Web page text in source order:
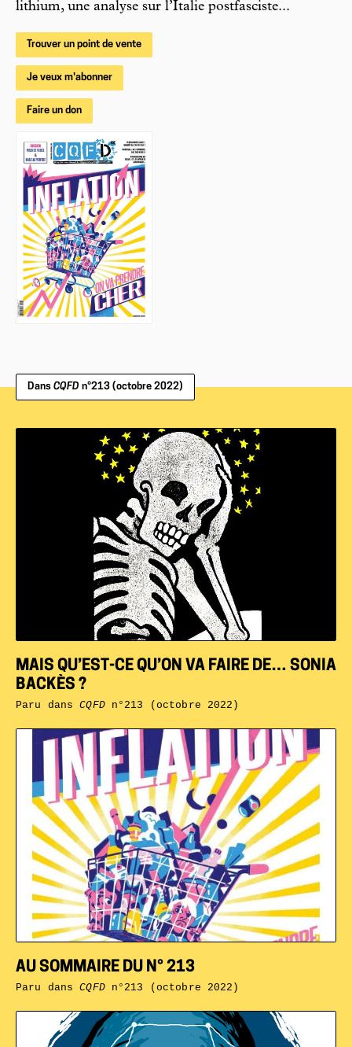
lithium, une analyse sur l’Italie postfasciste...
Trouver un point de vente
Je veux m'abonner
Faire un don
Dans CQFD n°213 (octobre 2022)
AU SOMMAIRE DU N° 213
Paru dansCQFDn°213 (octobre 2022)
MAIS QU’EST-CE QU’ON VA FAIRE DE… SONIA
BACKÈS ?
Paru dansCQFDn°213 (octobre 2022)